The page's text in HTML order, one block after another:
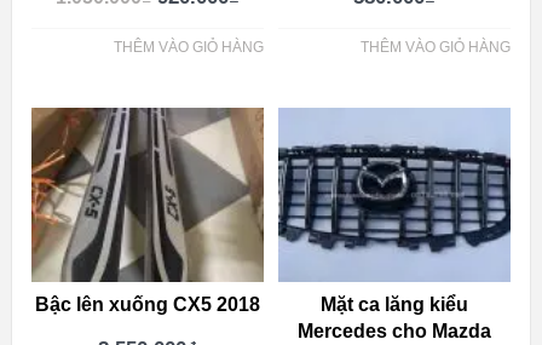
THÊM VÀO GIỎ HÀNG THÊM VÀO GIỎ HÀNG
Bậc lên xuống CX5 2018
Mặt ca lăng kiểu
Mercedes cho Mazda